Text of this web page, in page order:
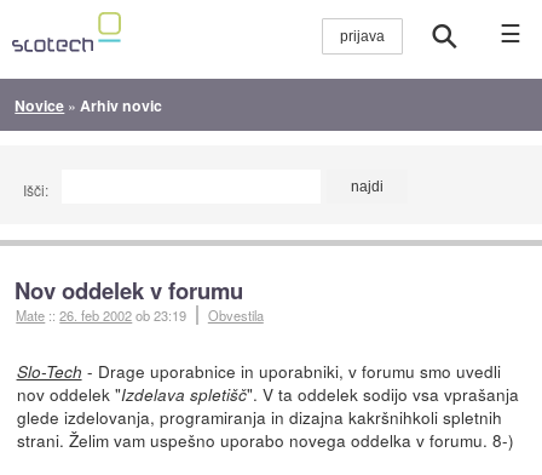
☰
Novice » Arhiv novic
Išči:
Nov oddelek v forumu
Mate ::26. feb 2002ob 23:19 Obvestila
Slo-Tech - Drage uporabnice in uporabniki, v forumu smo uvedli
nov oddelek "Izdelava spletišč". V ta oddelek sodijo vsa vprašanja
glede izdelovanja, programiranja in dizajna kakršnihkoli spletnih
strani. Želim vam uspešno uporabo novega oddelka v forumu. 8-)